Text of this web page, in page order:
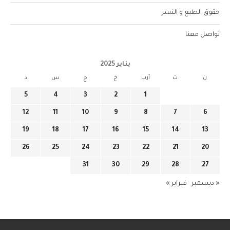
حقوق الطبع و النشر
تواصل معنا
يناير 2025
ن ث أرب خ ج س د
1
2
3
4
5
6
7
8
9
10
11
12
13
14
15
16
17
18
19
20
21
22
23
24
25
26
27
28
29
30
31
« ديسمبر فبراير »